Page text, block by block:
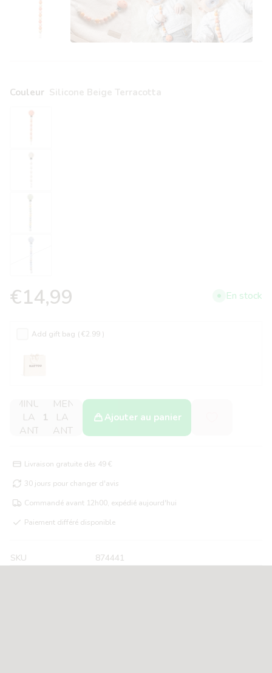
Couleur Silicone Beige Terracotta
€14,99 En stock
Add gift bag ( €2.99 )
DIMINUER
LA
QUANTITÉ
AUGMENTER
LA
QUANTITÉ
Ajouter au panier
Livraison gratuite dès 49 €
30 jours pour changer d'avis
Commandé avant 12h00, expédié aujourd'hui
Paiement différé disponible
SKU 874441